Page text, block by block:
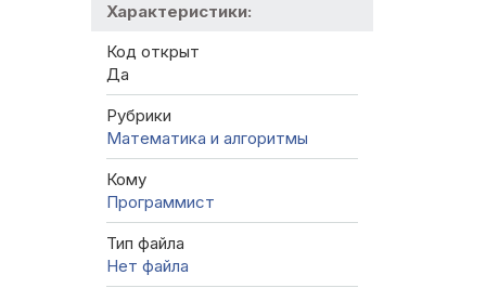
Характеристики:
Код открыт
Да
Рубрики
Математика и алгоритмы
Кому
Программист
Тип файла
Нет файла